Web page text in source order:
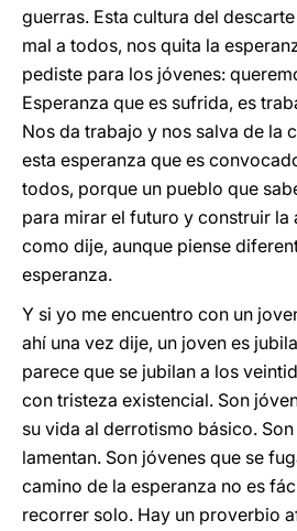
guerras. Esta cultura del
mal a todos, nos quita la
pediste para los jóvenes:
Esperanza que es sufrida, es
Nos da trabajo y nos salva de la
esta esperanza que es
todos, porque un pueblo que
para mirar el futuro y construir la
como dije, aunque piense
esperanza.
Y si yo me encuentro con un
ahí una vez dije, un joven es
parece que se jubilan a los
con tristeza existencial. Son
su vida al derrotismo básico.
lamentan. Son jóvenes que se
camino de la esperanza no es
recorrer solo. Hay un proverbio